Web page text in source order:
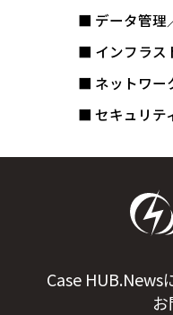
■ データ管理
■ インフラス
■ ネットワー
■ セキュリテ
Case HUB.News